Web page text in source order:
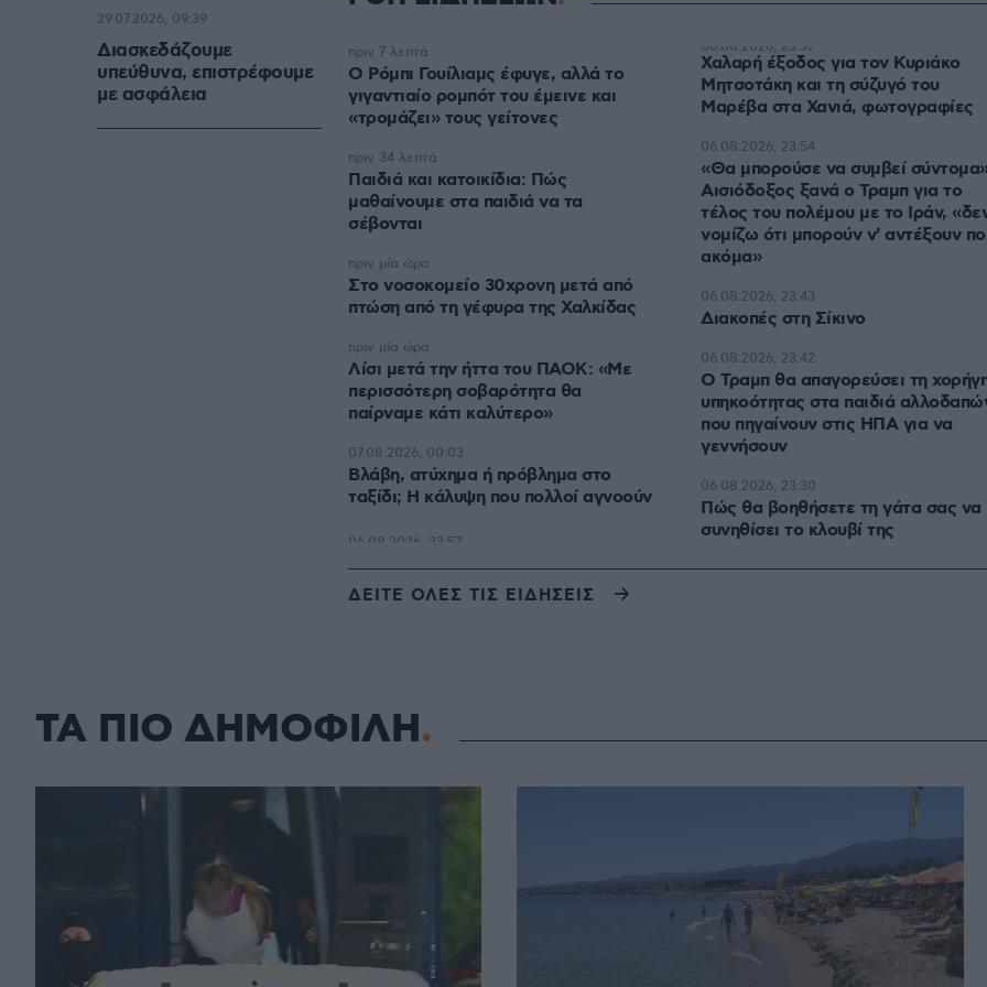
Διασκεδάζουμε
υπεύθυνα, επιστρέφουμε
με ασφάλεια
29.07.2026, 09:39
Ο Ρόμπι Γουίλιαμς έφυγε, αλλά το
γιγαντιαίο ρομπότ του έμεινε και
«τρομάζει» τους γείτονες
πριν 7 λεπτά
Παιδιά και κατοικίδια: Πώς
μαθαίνουμε στα παιδιά να τα
σέβονται
πριν 34 λεπτά
Στο νοσοκομείο 30χρονη μετά από
πτώση από τη γέφυρα της Χαλκίδας
πριν μία ώρα
Λίσι μετά την ήττα του ΠΑΟΚ: «Με
περισσότερη σοβαρότητα θα
παίρναμε κάτι καλύτερο»
πριν μία ώρα
Βλάβη, ατύχημα ή πρόβλημα στο
ταξίδι; Η κάλυψη που πολλοί αγνοούν
07.08.2026, 00:03
Χαλαρή έξοδος για τον Κυριάκο
Μητσοτάκη και τη σύζυγό του
Μαρέβα στα Χανιά, φωτογραφίες
06.08.2026, 23:57
«Θα μπορούσε να συμβεί
Αισιόδοξος ξανά ο Τραμπ για το
τέλος του πολέμου με το Ιράν,
νομίζω ότι μπορούν ν' αντέξουν
ακόμα»
06.08.2026, 23:54
Διακοπές στη Σίκινο
06.08.2026, 23:43
Ο Τραμπ θα απαγορεύσει τη
υπηκοότητας στα παιδιά
που πηγαίνουν στις ΗΠΑ για να
γεννήσουν
06.08.2026, 23:42
Πώς θα βοηθήσετε τη γάτα σας να
συνηθίσει το κλουβί της
06.08.2026, 23:30
ΔΕΙΤΕ ΟΛΕΣ ΤΙΣ ΕΙΔΗΣΕΙΣ
ΤΑ ΠΙΟ ΔΗΜΟΦΙΛΗ